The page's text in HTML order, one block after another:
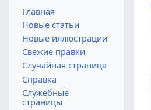
Главная
Новые статьи
Новые иллюстрации
Свежие правки
Случайная страница
Справка
Служебные
страницы